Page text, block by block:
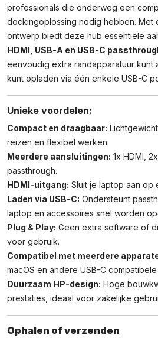
professionals die onderweg een
dockingoplossing nodig hebben. Met
ontwerp biedt deze hub essentiële
HDMI, USB-A en USB-C
eenvoudig extra randapparatuur kunt
kunt opladen via één enkele USB-C
Unieke voordelen:
Compact en draagbaar:
reizen en flexibel werken.
Meerdere aansluitingen: 1x HDMI,
passthrough.
HDMI-uitgang: Sluit je laptop aan op
Laden via USB-C: Ondersteunt
laptop en accessoires snel worden
Plug & Play: Geen extra software of
voor gebruik.
Compatibel met meerdere
macOS en andere USB-C
Duurzaam HP-design: Hoge
prestaties, ideaal voor zakelijke
Ophalen of verzenden